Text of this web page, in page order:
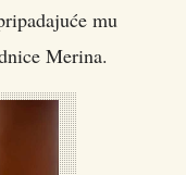
mu
Merina.